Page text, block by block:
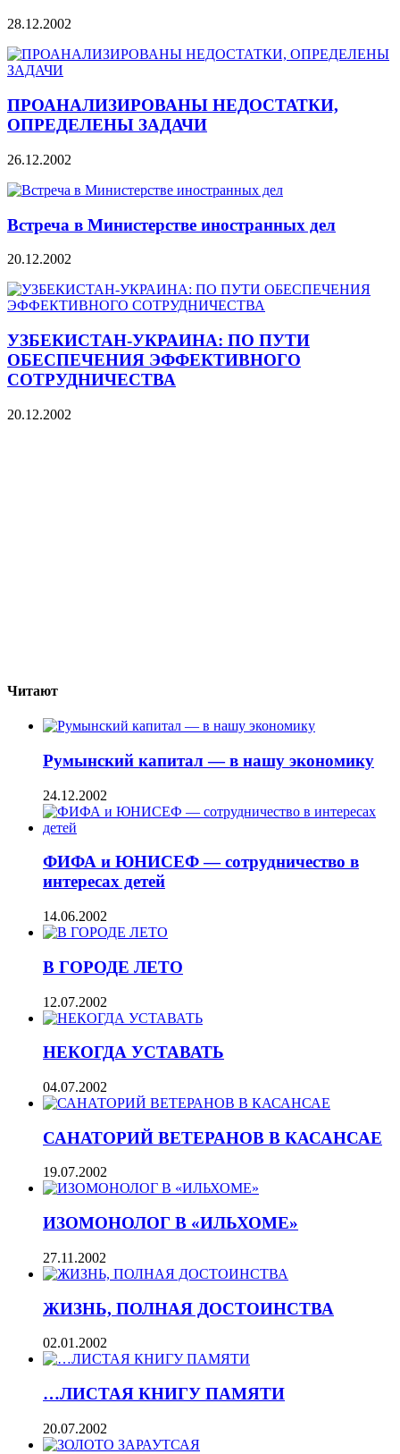
28.12.2002
ПРОАНАЛИЗИРОВАНЫ НЕДОСТАТКИ,
ОПРЕДЕЛЕНЫ ЗАДАЧИ
26.12.2002
Встреча в Министерстве иностранных дел
20.12.2002
УЗБЕКИСТАН-УКРАИНА: ПО ПУТИ
ОБЕСПЕЧЕНИЯ ЭФФЕКТИВНОГО
СОТРУДНИЧЕСТВА
20.12.2002
Читают
Румынский капитал — в нашу экономику
24.12.2002
ФИФА и ЮНИСЕФ — сотрудничество в
интересах детей
14.06.2002
В ГОРОДЕ ЛЕТО
12.07.2002
НЕКОГДА УСТАВАТЬ
04.07.2002
САНАТОРИЙ ВЕТЕРАНОВ В КАСАНСАЕ
19.07.2002
ИЗОМОНОЛОГ В «ИЛЬХОМЕ»
27.11.2002
ЖИЗНЬ, ПОЛНАЯ ДОСТОИНСТВА
02.01.2002
…ЛИСТАЯ КНИГУ ПАМЯТИ
20.07.2002